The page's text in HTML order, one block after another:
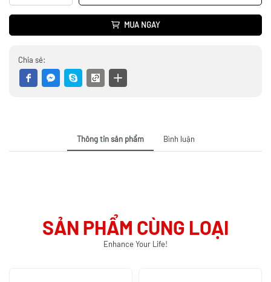
MUA NGAY
Chia sẻ:
Thông tin sản phẩm Bình luận
SẢN PHẨM CÙNG LOẠI
Enhance Your Life!